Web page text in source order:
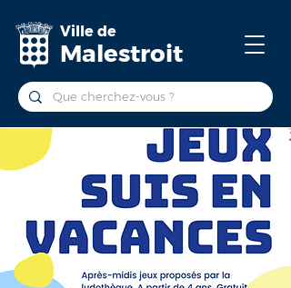
Ville de
Malestroit